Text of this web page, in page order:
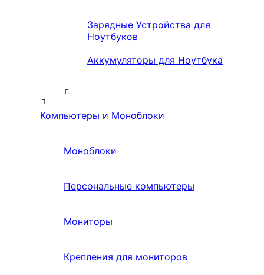
Зарядные Устройства для
Ноутбуков
Аккумуляторы для Ноутбука
Компьютеры и Моноблоки
Моноблоки
Персональные компьютеры
Мониторы
Крепления для мониторов